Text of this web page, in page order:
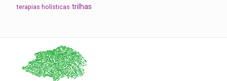
terapias holísticas trilhas